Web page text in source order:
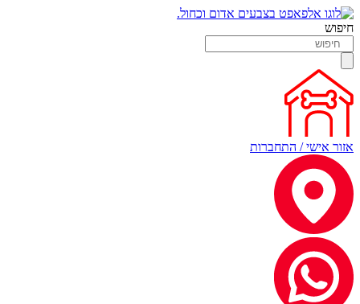
חיפוש
אזור אישי / התחברות